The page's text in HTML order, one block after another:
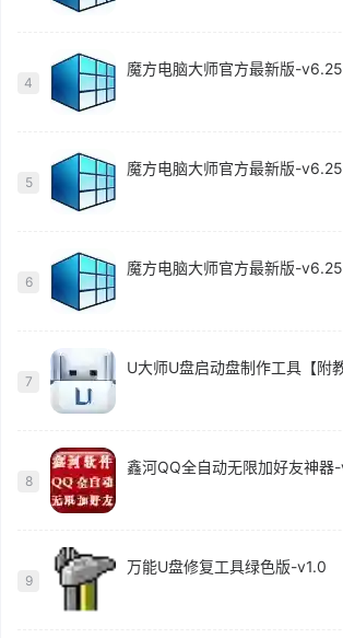
4
魔方电脑大师官方最新版-v6.25
5
魔方电脑大师官方最新版-v6.25
6
魔方电脑大师官方最新版-v6.25
7
8
9
万能U盘修复工具绿色版-v1.0